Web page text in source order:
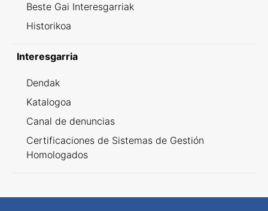
Beste Gai Interesgarriak
Historikoa
Interesgarria
Dendak
Katalogoa
Canal de denuncias
Certificaciones de Sistemas de Gestión
Homologados